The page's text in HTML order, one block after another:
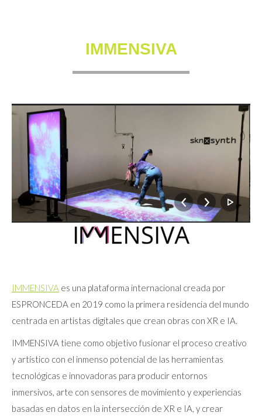
IMMENSIVA
IMMENSIVA es una plataforma internacional creada por
ESPRONCEDA en 2019 como la primera residencia del mundo
centrada en artistas digitales que crean obras con XR e IA.
IMMENSIVA tiene como objetivo fusionar el proceso creativo
y artístico con el inmenso potencial de las herramientas
tecnológicas e innovadoras para producir entornos
inmersivos, arte con sensores de movimiento y experiencias
basadas en datos en la intersección de XR e IA, y crear